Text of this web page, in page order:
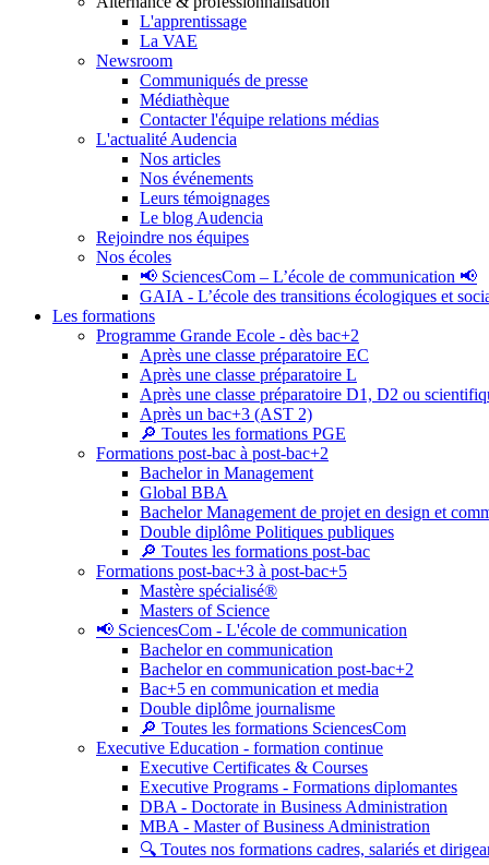
L'apprentissage
La VAE
Newsroom
Communiqués de presse
Médiathèque
Contacter l'équipe relations médias
L'actualité Audencia
Nos articles
Nos événements
Leurs témoignages
Le blog Audencia
Rejoindre nos équipes
Nos écoles
📢 SciencesCom – L’école de communication 📢
GAIA - L’école des transitions écologiques et
Les formations
Programme Grande Ecole - dès bac+2
Après une classe préparatoire EC
Après une classe préparatoire L
Après une classe préparatoire D1, D2 ou
Après un bac+3 (AST 2)
🔎 Toutes les formations PGE
Formations post-bac à post-bac+2
Bachelor in Management
Global BBA
Bachelor Management de projet en design et
Double diplôme Politiques publiques
🔎 Toutes les formations post-bac
Formations post-bac+3 à post-bac+5
Mastère spécialisé®
Masters of Science
📢 SciencesCom - L'école de communication
Bachelor en communication
Bachelor en communication post-bac+2
Bac+5 en communication et media
Double diplôme journalisme
🔎 Toutes les formations SciencesCom
Executive Education - formation continue
Executive Certificates & Courses
Executive Programs - Formations diplomantes
DBA - Doctorate in Business Administration
MBA - Master of Business Administration
🔍 Toutes nos formations cadres, salariés et